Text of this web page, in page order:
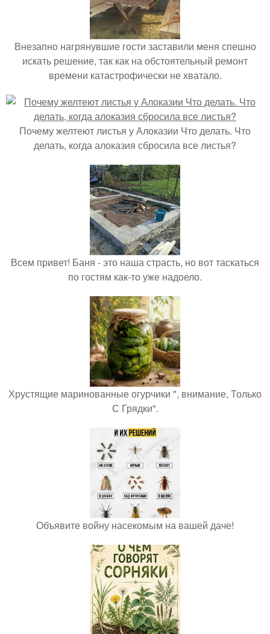
Внезапно нагрянувшие гости заставили меня спешно
искать решение, так как на обстоятельный ремонт
времени катастрофически не хватало.
Почему желтеют листья у Алоказии Что делать. Что
делать, когда алоказия сбросила все листья?
Всем привет! Баня - это наша страсть, но вот таскаться
по гостям как-то уже надоело.
Хрустящие маринованные огурчики ", внимание, Только
С Грядки".
Объявите войну насекомым на вашей даче!